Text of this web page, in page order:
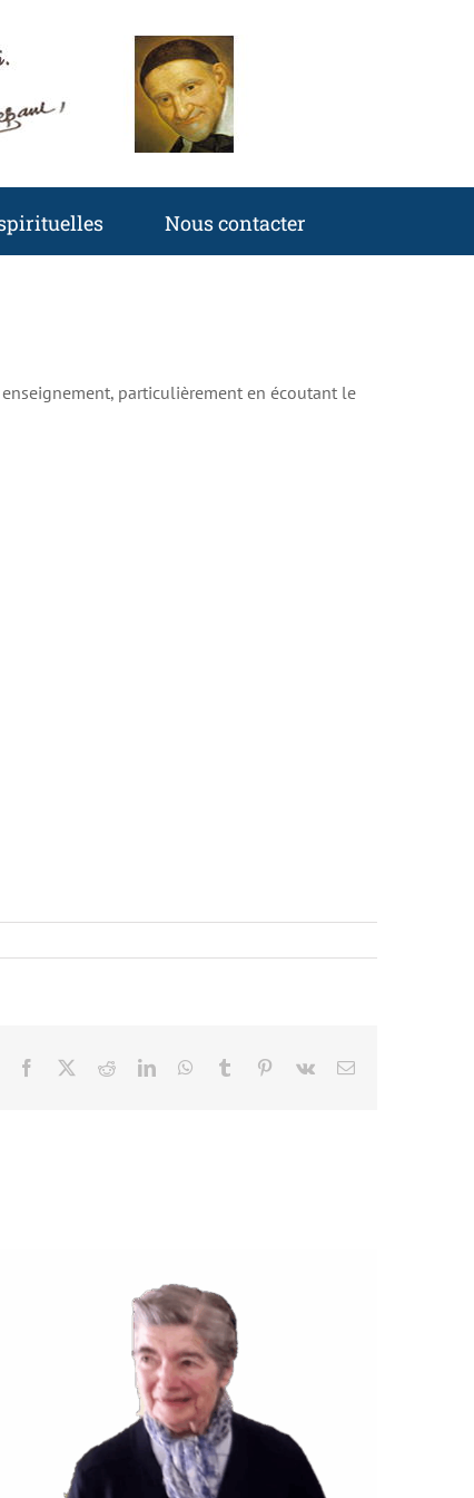
Nous contacter
particulièrement en écoutant le
Facebook RedditLinkedInWhatsApp
Tumblr Pinterest
Vk Email